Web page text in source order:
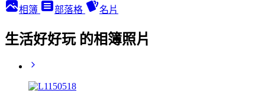
相簿 部落格 名片
生活好好玩 的相簿照片